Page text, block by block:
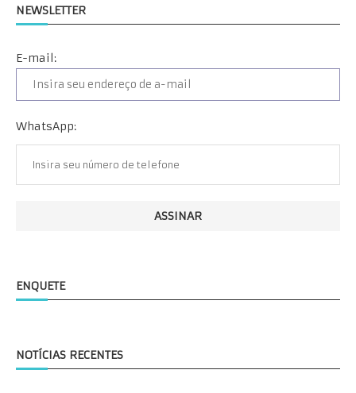
NEWSLETTER
E-mail:
WhatsApp:
ENQUETE
NOTÍCIAS RECENTES